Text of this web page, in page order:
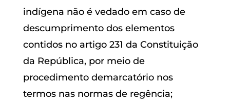
indígena não é vedado em caso de
descumprimento dos elementos
contidos no artigo 231 da Constituição
da República, por meio de
procedimento demarcatório nos
termos nas normas de regência;